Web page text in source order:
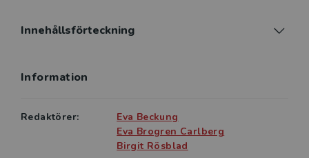
barn och ungdom har tagit ett stort kliv framåt och
fysioterapistudenter inom grundutbildning,
fysioterapeuter som i sitt yrke möter barn och
Innehållsförteckning
Information
Redaktörer:
Eva Beckung
Eva Brogren Carlberg
Birgit Rösblad